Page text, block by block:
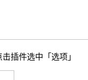
插件选中「选项」